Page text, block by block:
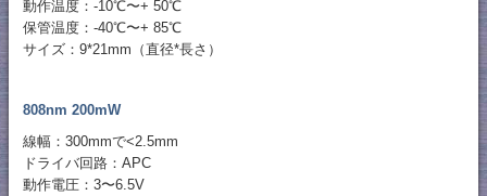
動作温度：-10℃〜+ 50℃
保管温度：-40℃〜+ 85℃
サイズ：9*21mm（直径*長さ）
808nm 200mW
線幅：300mmで<2.5mm
ドライバ回路：APC
動作電圧：3〜6.5V